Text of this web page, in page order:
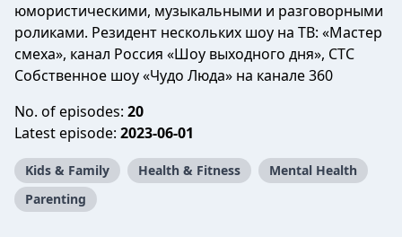
юмористическими, музыкальными и разговорными
роликами. Резидент нескольких шоу на ТВ: «Мастер
смеха», канал Россия «Шоу выходного дня», СТС
Собственное шоу «Чудо Люда» на канале 360
No. of episodes: 20
Latest episode: 2023-06-01
Kids & Family Health & Fitness
Mental Health
Parenting